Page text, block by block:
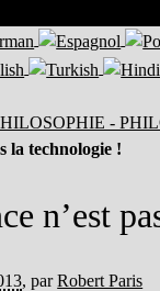
-
la technologie !
n’est
,parRobert Paris